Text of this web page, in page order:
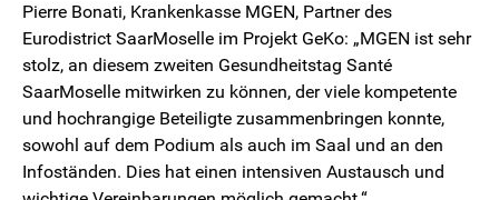
Pierre Bonati, Krankenkasse MGEN, Partner des
Eurodistrict SaarMoselle im Projekt GeKo: „MGEN ist sehr
stolz, an diesem zweiten Gesundheitstag Santé
SaarMoselle mitwirken zu können, der viele kompetente
und hochrangige Beteiligte zusammenbringen konnte,
sowohl auf dem Podium als auch im Saal und an den
Infoständen. Dies hat einen intensiven Austausch und